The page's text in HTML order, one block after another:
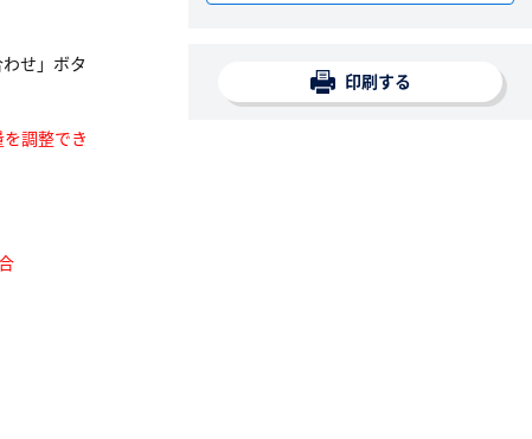
せ」ボタ
調整でき
印刷する